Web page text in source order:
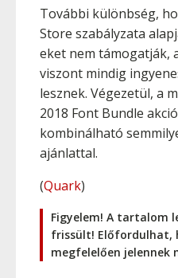
További különbség,
Store szabályzata
eket nem támogatják,
viszont mindig
lesznek. Végezetül, a
2018 Font Bundle
kombinálható
ajánlattal.
(Quark)
Figyelem! A tartalom
frissült! Előfordulhat,
megfelelően jelennek